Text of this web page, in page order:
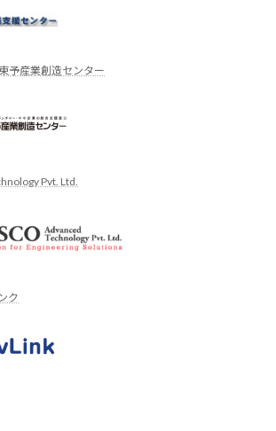
予産業創造センター
Pvt. Ltd.
ク